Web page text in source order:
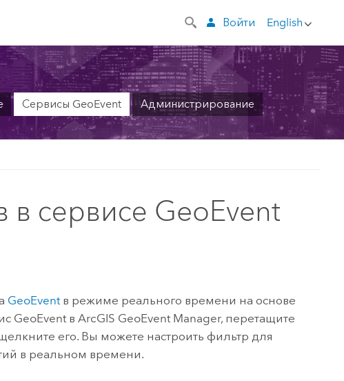
English
Войти
Сервисы GeoEvent
Администрирование
в сервисе GeoEvent
GeoEventв режиме реального времени на основе
GeoEvent вArcGIS GeoEvent Manager, перетащите
его. Вы можете настроить фильтр для
в реальном времени.